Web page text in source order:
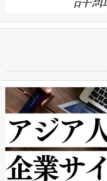
BESS
centers.
からシステ
クルの各段
[…]
ートル先ま
トに対し
では、反射
で向上し、
ットだけで
ルの変電所
作業と点群